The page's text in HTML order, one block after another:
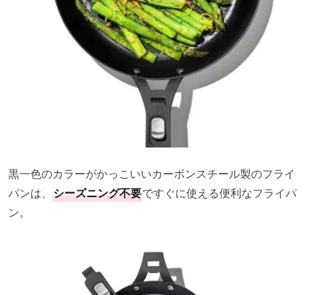
黒一色のカラーがかっこいいカーボンスチール製のフライ
パンは、 シーズニング不要ですぐに使える便利なフライパ
ン。